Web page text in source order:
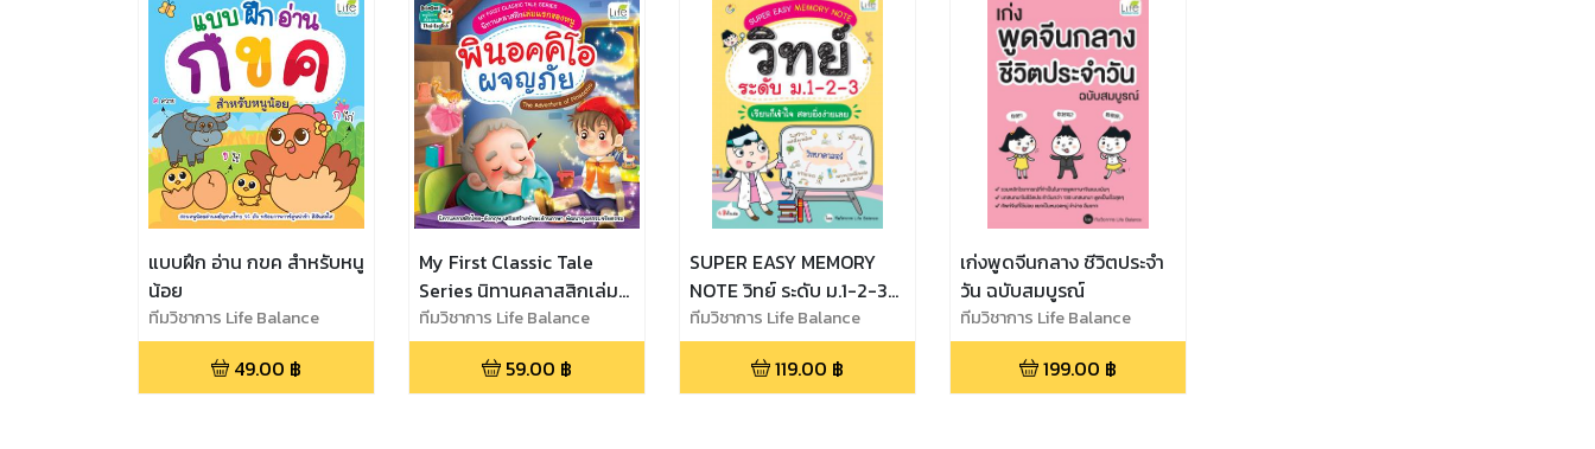
แบบฝึก อ่าน กขค สำหรับหนู
น้อย
ทีมวิชาการ Life Balance
49.00 ฿
My First Classic Tale
Series นิทานคลาสสิกเล่ม
แรกของหนู พินอคคิโอ
ผจญภัย The Adventure
of Pinocchio
ทีมวิชาการ Life Balance
59.00 ฿
SUPER EASY MEMORY
NOTE วิทย์ ระดับ ม.1-2-3
เรียนก็เข้าใจ สอบยิ่งง่ายเลย
ทีมวิชาการ Life Balance
119.00 ฿
เก่งพูดจีนกลาง ชีวิตประจำ
วัน ฉบับสมบูรณ์
ทีมวิชาการ Life Balance
199.00 ฿